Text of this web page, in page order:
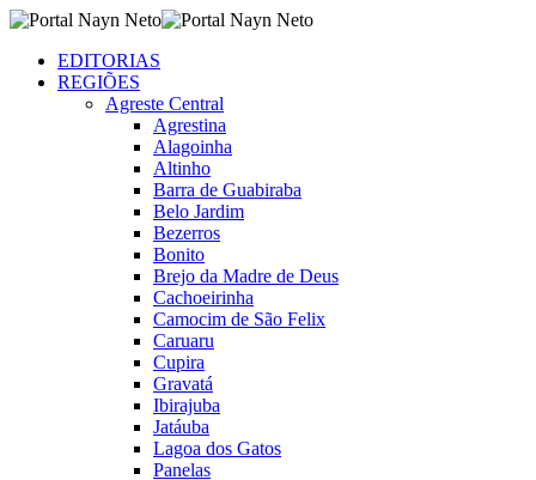
EDITORIAS
REGIÕES
Agreste Central
Agrestina
Alagoinha
Altinho
Barra de Guabiraba
Belo Jardim
Bezerros
Bonito
Brejo da Madre de Deus
Cachoeirinha
Camocim de São Felix
Caruaru
Cupira
Gravatá
Ibirajuba
Jatáuba
Lagoa dos Gatos
Panelas